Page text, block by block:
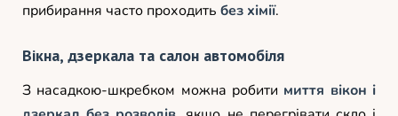
прибирання часто проходить без хімії.
Вікна, дзеркала та салон автомобіля
З насадкою-шкребком можна робити миття вікон і